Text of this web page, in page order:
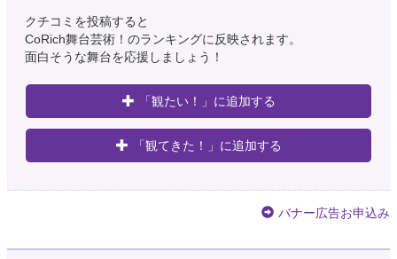
クチコミを投稿すると
CoRich舞台芸術！のランキングに反映されます。
面白そうな舞台を応援しましょう！
「観たい！」に追加する
「観てきた！」に追加する
バナー広告お申込み